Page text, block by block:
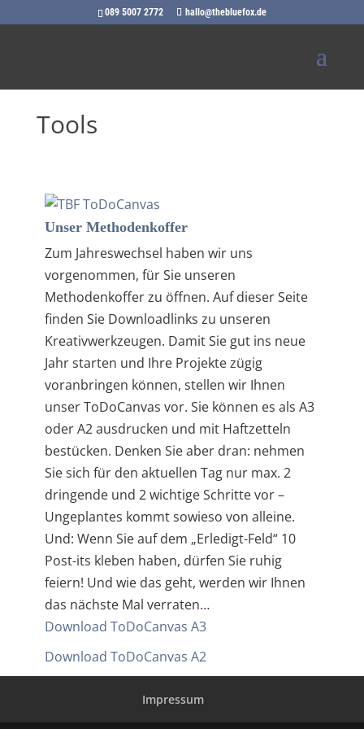
089 5007 2772 hallo@thebluefox.de
Tools
Unser Methodenkoffer
Zum Jahreswechsel haben wir uns
vorgenommen, für Sie unseren
Methodenkoffer zu öffnen. Auf dieser Seite
finden Sie Downloadlinks zu unseren
Kreativwerkzeugen. Damit Sie gut ins neue
Jahr starten und Ihre Projekte zügig
voranbringen können, stellen wir Ihnen
unser ToDoCanvas vor. Sie können es als A3
oder A2 ausdrucken und mit Haftzetteln
bestücken. Denken Sie aber dran: nehmen
Sie sich für den aktuellen Tag nur max. 2
dringende und 2 wichtige Schritte vor –
Ungeplantes kommt sowieso von alleine.
Und: Wenn Sie auf dem „Erledigt-Feld“ 10
Post-its kleben haben, dürfen Sie ruhig
feiern! Und wie das geht, werden wir Ihnen
das nächste Mal verraten…
Download ToDoCanvas A3
Download ToDoCanvas A2
Impressum